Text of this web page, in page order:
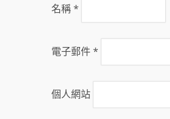
名稱*
電子郵件*
個人網站